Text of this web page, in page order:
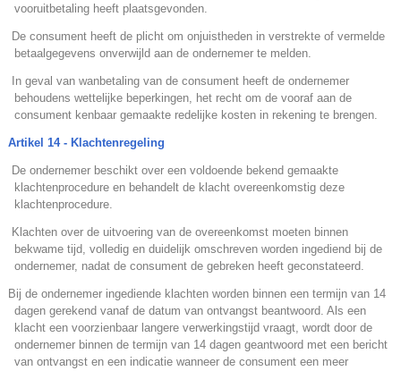
vooruitbetaling heeft plaatsgevonden.
De consument heeft de plicht om onjuistheden in verstrekte of vermelde
betaalgegevens onverwijld aan de ondernemer te melden.
In geval van wanbetaling van de consument heeft de ondernemer
behoudens wettelijke beperkingen, het recht om de vooraf aan de
consument kenbaar gemaakte redelijke kosten in rekening te brengen.
Artikel 14 - Klachtenregeling
De ondernemer beschikt over een voldoende bekend gemaakte
klachtenprocedure en behandelt de klacht overeenkomstig deze
klachtenprocedure.
Klachten over de uitvoering van de overeenkomst moeten binnen
bekwame tijd, volledig en duidelijk omschreven worden ingediend bij de
ondernemer, nadat de consument de gebreken heeft geconstateerd.
Bij de ondernemer ingediende klachten worden binnen een termijn van 14
dagen gerekend vanaf de datum van ontvangst beantwoord. Als een
klacht een voorzienbaar langere verwerkingstijd vraagt, wordt door de
ondernemer binnen de termijn van 14 dagen geantwoord met een bericht
van ontvangst en een indicatie wanneer de consument een meer